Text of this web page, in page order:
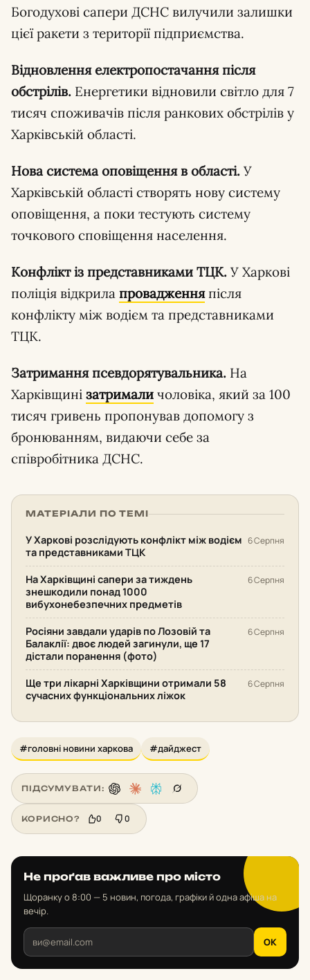
Богодухові сапери ДСНС вилучили залишки
цієї ракети з території підприємства.
Відновлення електропостачання після
обстрілів. Енергетики відновили світло для 7
тисяч споживачів після ранкових обстрілів у
Харківській області.
Нова система оповіщення в області. У
Харківській області створять нову систему
оповіщення, а поки тестують систему
точкового сповіщення населення.
Конфлікт із представниками ТЦК. У Харкові
поліція відкрила провадженняпісля
конфлікту між водієм та представниками
ТЦК.
Затримання псевдорятувальника. На
Харківщині затримали чоловіка, який за 100
тисяч гривень пропонував допомогу з
бронюванням, видаючи себе за
співробітника ДСНС.
МАТЕРІАЛИ ПО ТЕМІ
У Харкові розслідують конфлікт між водієм
та представниками ТЦК
6 Серпня
На Харківщині сапери за тиждень
знешкодили понад 1000
вибухонебезпечних предметів
6 Серпня
Росіяни завдали ударів по Лозовій та
Балаклії: двоє людей загинули, ще 17
дістали поранення (фото)
6 Серпня
Ще три лікарні Харківщини отримали 58
сучасних функціональних ліжок
6 Серпня
#головні новини харкова #дайджест
ПІДСУМУВАТИ:
КОРИСНО? 0 0
Не проґав важливе про місто
Щоранку о 8:00 — 5 новин, погода, графіки й одна афіша на
вечір.
OK